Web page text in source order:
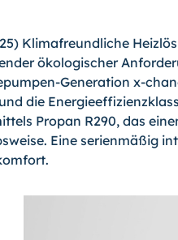
Klimafreundliche
ökologischer
Generation x-
die
Propan R290, das
Eine serienmäßig